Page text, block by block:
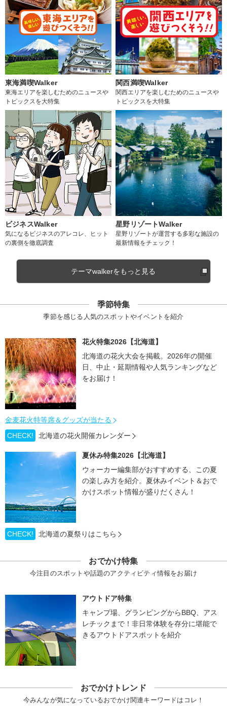
東海満喫Walker
東海エリアを楽しむためのニュースや
トピックスを大特集
関西満喫Walker
関西エリアを楽しむためのニュースや
トピックスを大特集
ビジネスWalker
気になるビジネスのアレコレ、ヒット
の裏側を徹底調査
星野リゾートWalker
星野リゾートが運営する多彩な施設の
最新情報をチェック！
テーマwalkerをもっと見る
季節特集
季節を感じる人気のスポットやイベントを紹介
花火特集2026【北海道】
北海道の花火大会を掲載。2026年の開催
日、中止・延期情報や人気ランキングなど
をお届け！
金麦花火特等席＆グッズが当たる
CHECK!
北海道の花火開催カレンダー
夏休み特集2026【北海道】
ウォーカー編集部がおすすめする、この夏
の楽しみ方を紹介。夏休みイベント＆おで
かけスポット情報が盛りだくさん！
CHECK! 北海道の夏祭りはこちら
おでかけ特集
今注目のスポットや話題のアクティビティ情報をお届け
アウトドア特集
キャンプ場、グランピングからBBQ、アス
レチックまで！非日常体験を存分に堪能で
きるアウトドアスポットを紹介
おでかけトレンド
今みんなが気になっているおでかけ関連キーワードはコレ！